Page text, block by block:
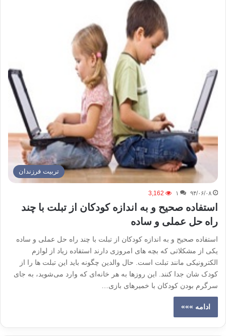
تربیت فرزندان
۹۴/۰۶/۰۸ ۱ 3,162
استفاده صحیح و به اندازه کودکان از تبلت با چند
راه حل عملی و ساده
استفاده صحیح و به اندازه کودکان از تبلت با چند راه حل عملی و ساده
یکی از مشکلاتی که بچه های امروزی دارند استفاده زیاد از لوازم
الکترونیکی مانند تبلت است. حال والدین چگونه باید این تبلت ها را از
کودک شان جدا کنند. این روزها به هر خانه‌ای که وارد می‌شوید، به جای
سرگرم بودن کودکان با خمیرهای بازی…
ادامه »»»